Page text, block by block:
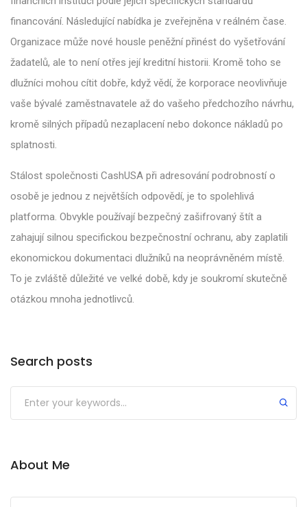
financování. Následující nabídka je zveřejněna v reálném čase.
Organizace může nové housle peněžní přinést do vyšetřování
žadatelů, ale to není otřes její kreditní historii. Kromě toho se
dlužníci mohou cítit dobře, když vědí, že korporace neovlivňuje
vaše bývalé zaměstnavatele až do vašeho předchozího návrhu,
kromě silných případů nezaplacení nebo dokonce nákladů po
splatnosti.
Stálost společnosti CashUSA při adresování podrobností o
osobě je jednou z největších odpovědí, je to spolehlivá
platforma. Obvykle používají bezpečný zašifrovaný štít a
zahajují silnou specifickou bezpečnostní ochranu, aby zaplatili
ekonomickou dokumentaci dlužníků na neoprávněném místě.
To je zvláště důležité ve velké době, kdy je soukromí skutečně
otázkou mnoha jednotlivců.
Search posts
About Me